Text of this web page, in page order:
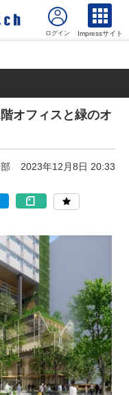
Impressサイト
オフィスと緑のオ
2023年12月8日 20:33